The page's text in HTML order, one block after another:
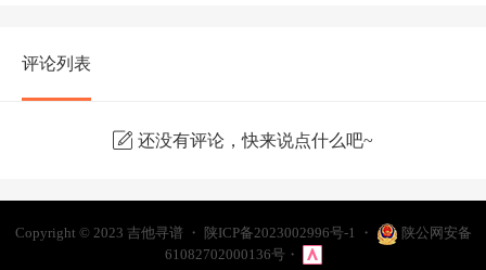
评论列表
还没有评论，快来说点什么吧~
Copyright © 2023 吉他寻谱 ・ 陕ICP备2023002996号-1 ・
陕公网安备
61082702000136号 ・